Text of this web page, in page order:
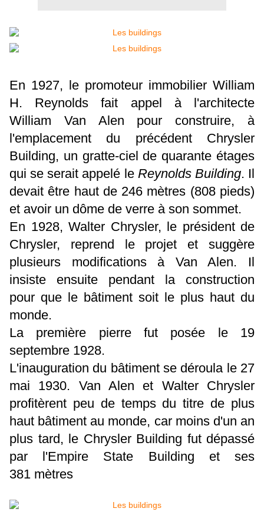
En 1927, le promoteur immobilier William
H. Reynolds fait appel à l'architecte
William Van Alen pour construire, à
l'emplacement du précédent Chrysler
Building, un gratte-ciel de quarante étages
qui se serait appelé le Reynolds Building. Il
devait être haut de 246 mètres (808 pieds)
et avoir un dôme de verre à son sommet.
En 1928, Walter Chrysler, le président de
Chrysler, reprend le projet et suggère
plusieurs modifications à Van Alen. Il
insiste ensuite pendant la construction
pour que le bâtiment soit le plus haut du
monde.
La première pierre fut posée le 19
septembre 1928.
L'inauguration du bâtiment se déroula le 27
mai 1930. Van Alen et Walter Chrysler
profitèrent peu de temps du titre de plus
haut bâtiment au monde, car moins d'un an
plus tard, le Chrysler Building fut dépassé
par l'Empire State Building et ses
381 mètres